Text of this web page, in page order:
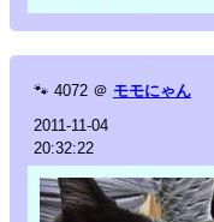
🐾 4072 ＠ モモにゃん
2011-11-04
20:32:22